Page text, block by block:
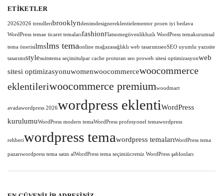
ETIKETLER
20262026 trendleribrooklyndenimdesignereklentielementor proen iyi bedava
WordPress temae ticaret temalarıfashionFlatsomegüvenlikhızlı WordPress temakurumsal
tema önerisilmslms temaonline mağazasağlıklı web tasarımıseoSEO uyumlu yazısite
tasarımıstylesuitstema seçimitulpar cache proturan seo proweb sitesi optimizasyonweb
sitesi optimizasyonuwomenwoocommercewoocommerce
eklentileriwoocommerce premiumwoodmart
avadawordpress 2026wordpress eklentiWordPress
kurulumuWordPress modern temaWordPress profesyonel temawordpress
rehberiwordpress temawordpress temalarıWordPress tema
pazarıwordpress tema satın alWordPress tema seçimiücretsiz WordPress şablonları